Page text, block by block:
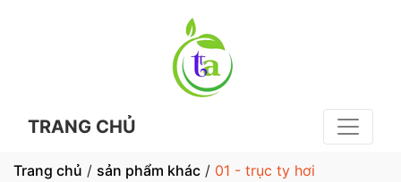
TRANG CHỦ
Trang chủ / sản phẩm khác / 01 - trục ty hơi